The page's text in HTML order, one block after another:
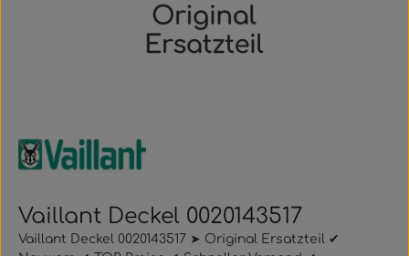
Vaillant Deckel 0020143517
Vaillant Deckel 0020143517 ➤ Original Ersatzteil ✔